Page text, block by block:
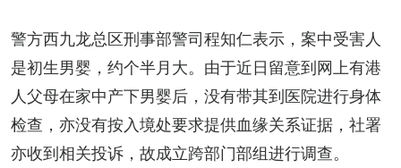
警方西九龙总区刑事部警司程知仁表示，案中受害人
是初生男婴，约个半月大。由于近日留意到网上有港
人父母在家中产下男婴后，没有带其到医院进行身体
检查，亦没有按入境处要求提供血缘关系证据，社署
亦收到相关投诉，故成立跨部门部组进行调查。